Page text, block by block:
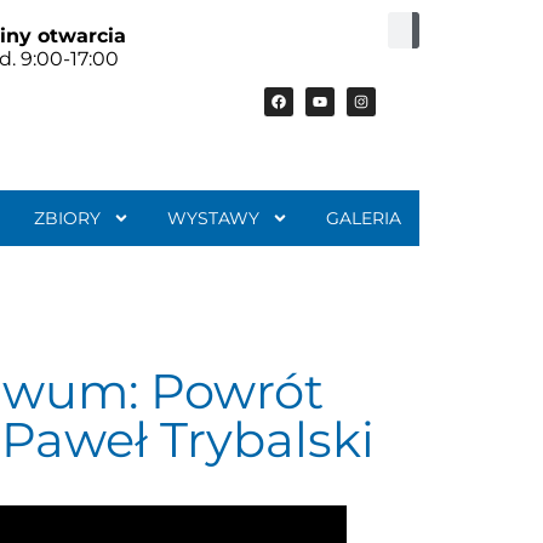
otwarcia
9:00-17:00
ZBIORY WYSTAWY GALERIA
Powrót
Trybalski